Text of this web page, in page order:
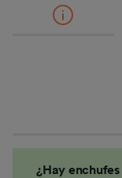
¿Hay